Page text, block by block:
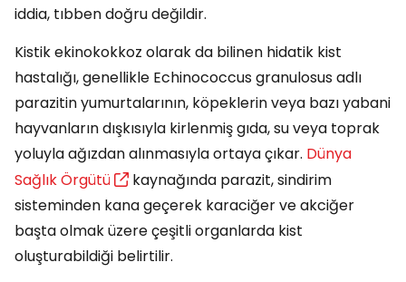
iddia, tıbben doğru değildir.
Kistik ekinokokkoz olarak da bilinen hidatik kist
hastalığı, genellikle Echinococcus granulosus adlı
parazitin yumurtalarının, köpeklerin veya bazı yabani
hayvanların dışkısıyla kirlenmiş gıda, su veya toprak
yoluyla ağızdan alınmasıyla ortaya çıkar. Dünya
Sağlık Örgütü
kaynağında parazit, sindirim
sisteminden kana geçerek karaciğer ve akciğer
başta olmak üzere çeşitli organlarda kist
oluşturabildiği belirtilir.